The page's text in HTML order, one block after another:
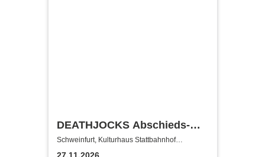
DEATHJOCKS Abschieds-
Show - Support: YASS +
Schweinfurt, Kulturhaus Stattbahnhof
Schweinfurt